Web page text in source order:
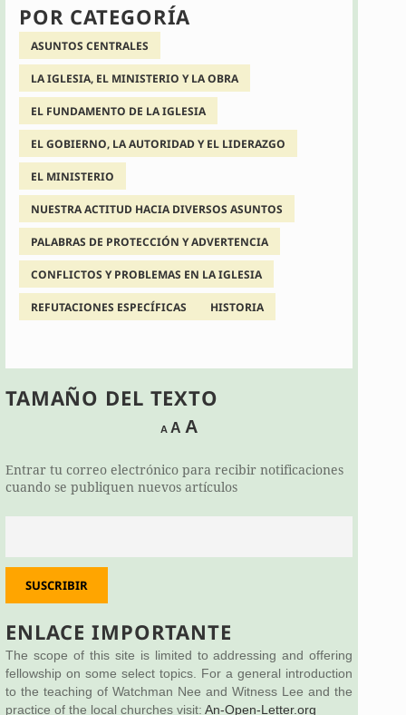
POR CATEGORÍA
ASUNTOS CENTRALES
LA IGLESIA, EL MINISTERIO Y LA OBRA
EL FUNDAMENTO DE LA IGLESIA
EL GOBIERNO, LA AUTORIDAD Y EL LIDERAZGO
EL MINISTERIO
NUESTRA ACTITUD HACIA DIVERSOS ASUNTOS
PALABRAS DE PROTECCIÓN Y ADVERTENCIA
CONFLICTOS Y PROBLEMAS EN LA IGLESIA
REFUTACIONES ESPECÍFICAS HISTORIA
TAMAÑO DEL TEXTO
A
Decrease
font
A Reset
size.
A
size.
Entrar tu correo electrónico para recibir notificaciones
cuando se publiquen nuevos artículos
SUSCRIBIR
ENLACE IMPORTANTE
The scope of this site is limited to addressing and offering
fellowship on some select topics. For a general introduction
to the teaching of Watchman Nee and Witness Lee and the
practice of the local churches visit: An-Open-Letter.org